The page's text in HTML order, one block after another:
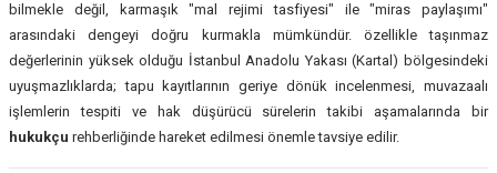
bilmekle değil, karmaşık "mal rejimi tasfiyesi" ile "miras paylaşımı"
arasındaki dengeyi doğru kurmakla mümkündür. özellikle taşınmaz
değerlerinin yüksek olduğu İstanbul Anadolu Yakası (Kartal) bölgesindeki
uyuşmazlıklarda; tapu kayıtlarının geriye dönük incelenmesi, muvazaalı
işlemlerin tespiti ve hak düşürücü sürelerin takibi aşamalarında bir
hukukçu rehberliğinde hareket edilmesi önemle tavsiye edilir.